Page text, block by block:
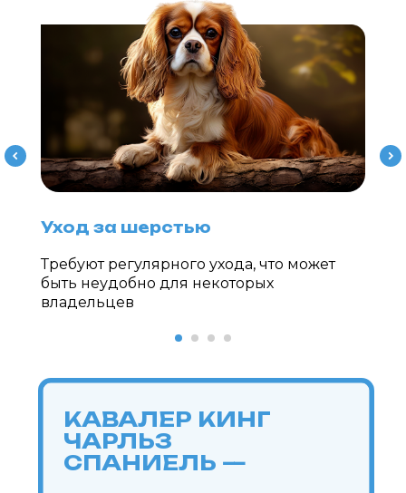
Уход за шерстью
Требуют регулярного ухода, что может
быть неудобно для некоторых
владельцев